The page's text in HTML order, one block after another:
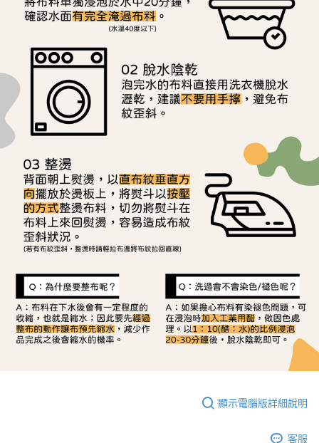
「AFTEE先享後付」，若未經同意申辦者引起之損失，本公司不負相關責
任。
４．使用「AFTEE先享後付」時，將依據個別帳號之用戶狀況，依本公司即
時審查核予不同之上限額度；若仍有額度不足之情形，本公司將視審查結果
請求用戶進行身份認證。
５．嚴禁一人註冊多個帳號或使用他人資訊註冊。若發現惡意使用之情形，
恩沛科技股份有限公司將有權停止該用戶之使用額度並採取法律行動。
顯示電腦版詳細說明
客服